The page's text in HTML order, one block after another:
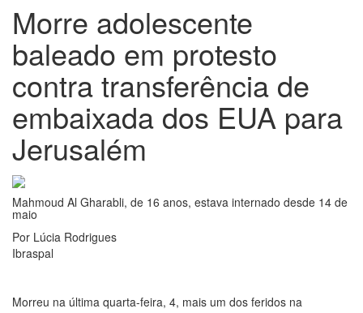
Morre adolescente
baleado em protesto
contra transferência de
embaixada dos EUA para
Jerusalém
Mahmoud Al Gharabli, de 16 anos, estava internado desde 14 de
maio
Por Lúcia Rodrigues
Ibraspal
Morreu na última quarta-feira, 4, mais um dos feridos na